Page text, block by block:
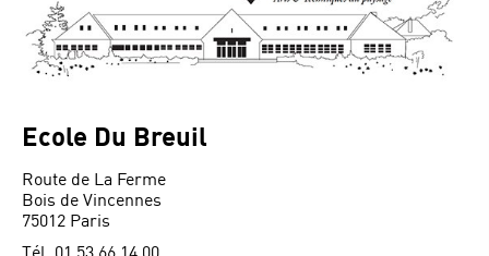
Ecole Du Breuil
Route de La Ferme
Bois de Vincennes
75012 Paris
Tél. 01 53 66 14 00